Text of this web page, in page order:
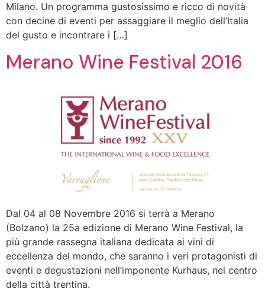
Milano. Un programma gustosissimo e ricco di novità
con decine di eventi per assaggiare il meglio dell’Italia
del gusto e incontrare i […]
Merano Wine Festival 2016
Dal 04 al 08 Novembre 2016 si terrà a Merano
(Bolzano) la 25a edizione di Merano Wine Festival, la
più grande rassegna italiana dedicata ai vini di
eccellenza del mondo, che saranno i veri protagonisti di
eventi e degustazioni nell’imponente Kurhaus, nel centro
della città trentina.